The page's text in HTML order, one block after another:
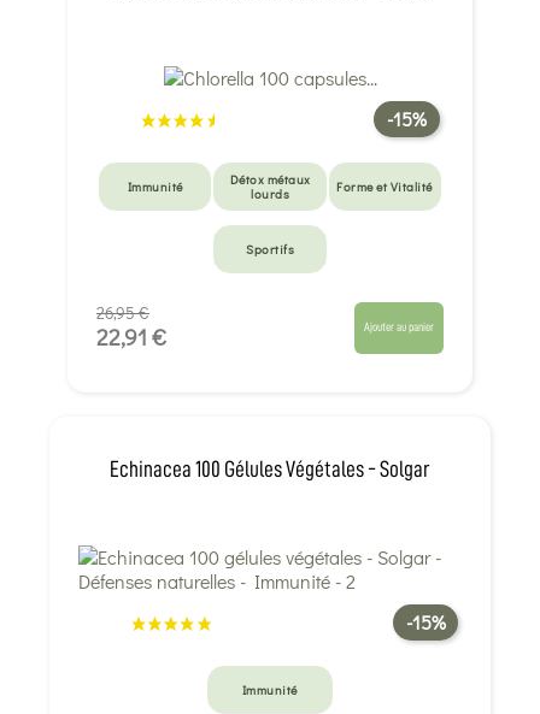
-15%
Immunité
Détox métaux
lourds
Forme et Vitalité
Sportifs
26,95 €
22,91 € Ajouter au panier
Echinacea 100 Gélules Végétales - Solgar
-15%
Immunité